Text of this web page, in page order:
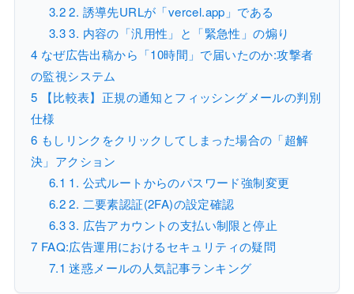
3.22. 誘導先URLが「vercel.app」である
3.33. 内容の「汎用性」と「緊急性」の煽り
4 なぜ広告出稿から「10時間」で届いたのか:攻撃者
の監視システム
5 【比較表】正規の通知とフィッシングメールの判別
仕様
6 もしリンクをクリックしてしまった場合の「超解
決」アクション
6.1 1. 公式ルートからのパスワード強制変更
6.22. 二要素認証(2FA)の設定確認
6.33. 広告アカウントの支払い制限と停止
7 FAQ:広告運用におけるセキュリティの疑問
7.1 迷惑メールの人気記事ランキング